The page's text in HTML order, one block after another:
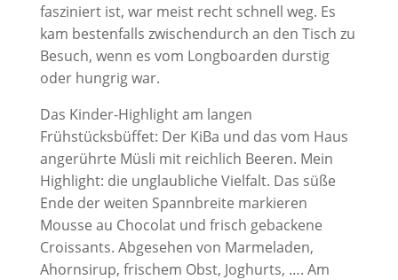
fasziniert ist, war meist recht schnell weg. Es
kam bestenfalls zwischendurch an den Tisch zu
Besuch, wenn es vom Longboarden durstig
oder hungrig war.
Das Kinder-Highlight am langen
Frühstücksbüffet: Der KiBa und das vom Haus
angerührte Müsli mit reichlich Beeren. Mein
Highlight: die unglaubliche Vielfalt. Das süße
Ende der weiten Spannbreite markieren
Mousse au Chocolat und frisch gebackene
Croissants. Abgesehen von Marmeladen,
Ahornsirup, frischem Obst, Joghurts, …. Am